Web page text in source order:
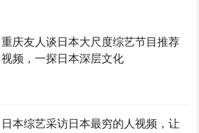
重庆友人谈日本大尺度综艺节目推荐
视频，一探日本深层文化
日本综艺采访日本最穷的人视频，让